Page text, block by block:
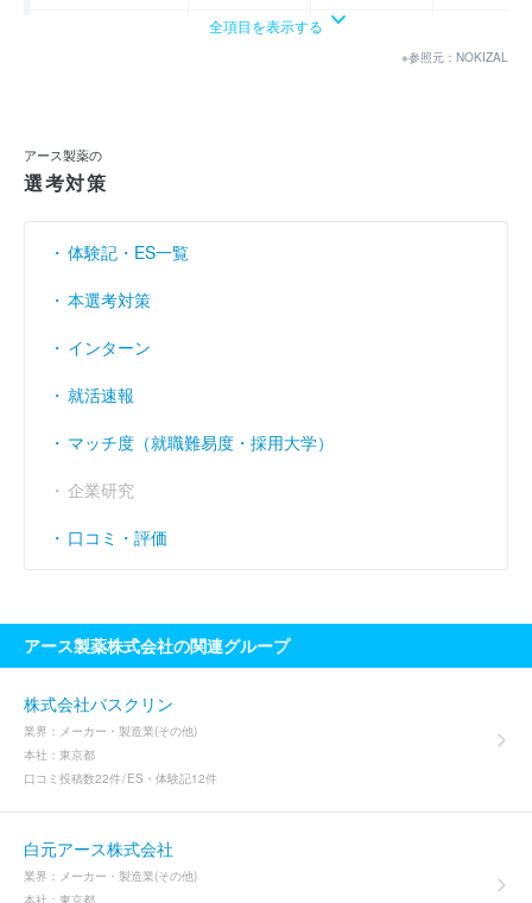
113億6200万
売上伸び率
営業利益率 （％） 5.23 4.88
経常利益率 （％）
全項目を表示する
※参照元：NOKIZAL
アース製薬の
選考対策
体験記・ES一覧
本選考対策
インターン
就活速報
マッチ度（就職難易度・採用大学）
企業研究
口コミ・評価
アース製薬株式会社の関連グループ
株式会社バスクリン
業界： メーカー・製造業(その他)
本社： 東京都
口コミ投稿数22件 ES・体験記12件
白元アース株式会社
業界： メーカー・製造業(その他)